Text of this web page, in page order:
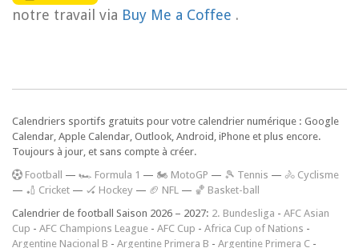
notre travail via Buy Me a Coffee .
Calendriers sportifs gratuits pour votre calendrier numérique : Google
Calendar, Apple Calendar, Outlook, Android, iPhone et plus encore.
Toujours à jour, et sans compte à créer.
Football — 🏎️ Formula 1 — 🏍 MotoGP — 🎾 Tennis — 🚴 Cyclisme
— 🏏 Cricket — 🏑 Hockey — 🏈 NFL — 🏀 Basket-ball
Calendrier de football Saison 2026 – 2027: 2. Bundesliga - AFC Asian
Cup - AFC Champions League - AFC Cup - Africa Cup of Nations -
Argentine Nacional B - Argentine Primera B - Argentine Primera C -